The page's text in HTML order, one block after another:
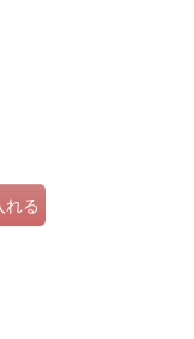
れる